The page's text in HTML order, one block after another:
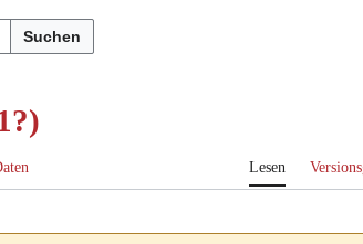
Suchen
Lesen